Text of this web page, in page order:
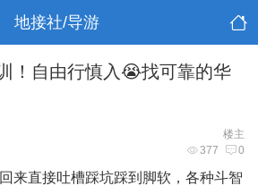
地接社/导游
！自由行慎入😭找可靠的华
楼主
377 0
来直接吐槽踩坑踩到脚软，各种斗智